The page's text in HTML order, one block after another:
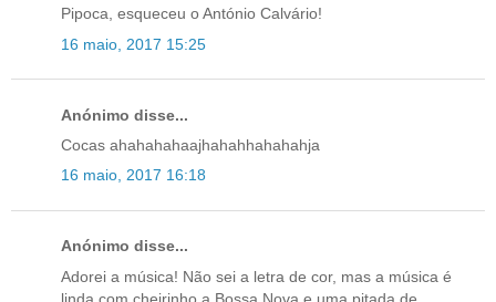
Pipoca, esqueceu o António Calvário!
16 maio, 2017 15:25
Anónimo disse...
Cocas ahahahahaajhahahhahahahja
16 maio, 2017 16:18
Anónimo disse...
Adorei a música! Não sei a letra de cor, mas a música é
linda com cheirinho a Bossa Nova e uma pitada de